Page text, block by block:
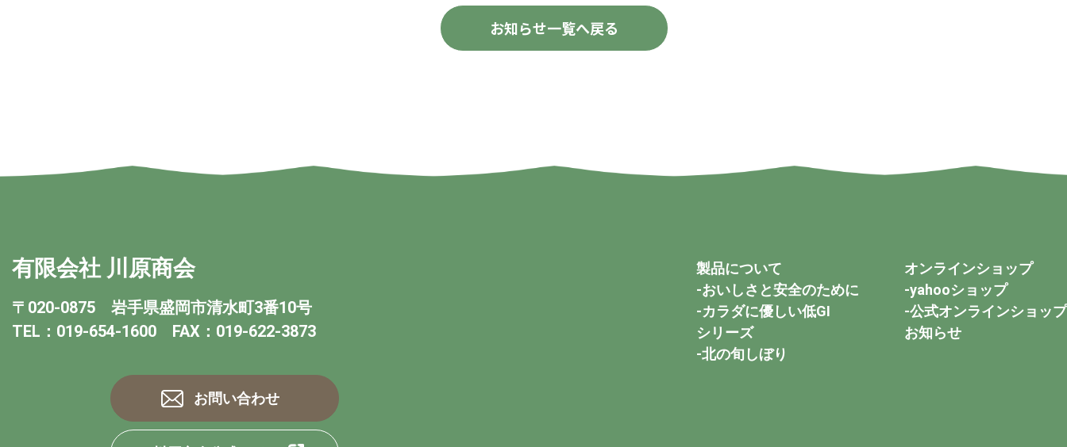
お知らせ一覧へ戻る
製品について
-おいしさと安全のために
-カラダに優しい低GI
シリーズ
-北の旬しぼり
オンラインショップ
-yahooショップ
-公式オンラインショップ
お知らせ
有限会社 川原商会
〒020-0875 岩手県盛岡市清水町3番10号
TEL：019-654-1600 FAX：019-622-3873
お問い合わせ